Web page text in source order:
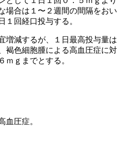
場合は１〜２週間の間隔をおい
１回経口投与する。
増減するが、１日最高投与量は
褐色細胞腫による高血圧症に対
ｍｇまでとする。
圧症。